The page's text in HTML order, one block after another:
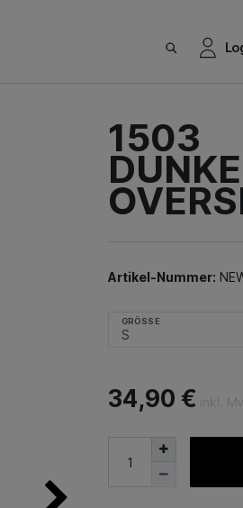
1503
Artikel-Nummer:
GRÖSSE
34,90 €